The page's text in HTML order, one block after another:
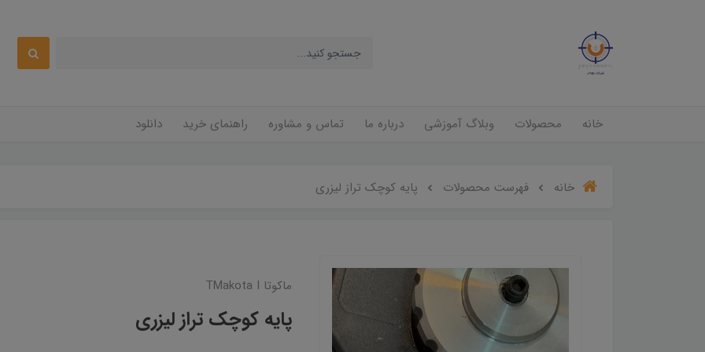
خانه محصولات وبلاگ آموزشی درباره ما تماس و مشاوره راهنمای خرید دانلود
خانه فهرست محصولات پایه کوچک تراز لیزری
ماکوتا TMakota I
پایه کوچک تراز لیزری